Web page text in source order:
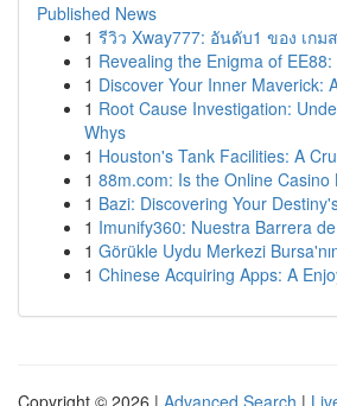
Published News
1 รีวิว Xway777: อันดับ1 ของ เก
1 Revealing the Enigma of
1 Discover Your Inner Maverick:
1 Root Cause Investigation:
Whys
1 Houston's Tank Facilities: A
1 88m.com: Is the Online Casino
1 Bazi: Discovering Your
1 Imunify360: Nuestra Barrera
1 Görükle Uydu Merkezi
1 Chinese Acquiring Apps: A
Copyright © 2026 | Advanced Search |